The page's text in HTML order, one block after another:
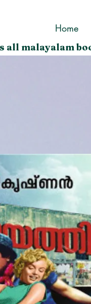
Home
all malayalam